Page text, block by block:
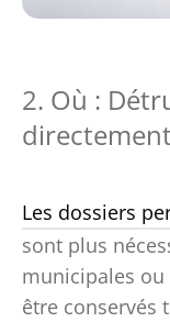
2. Où :
Les dossiers
sont plus
municipales
être conservés